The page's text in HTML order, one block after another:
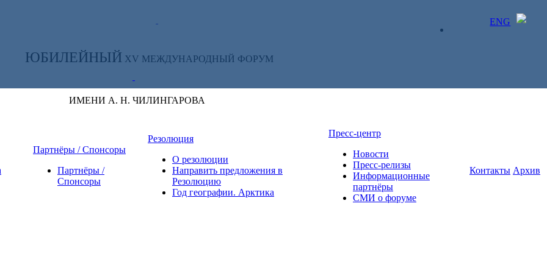
ENG
ЛИЧНЫЙ КАБИНЕТ
ЮБИЛЕЙНЫЙ XV МЕЖДУНАРОДНЫЙ ФОРУМ
ИМЕНИ А. Н. ЧИЛИНГАРОВА
Партнёры / Спонсоры
Партнёры /
Спонсоры
Резолюция
О резолюции
Направить предложения в
Резолюцию
Год географии. Арктика
Пресс-центр
Новости
Пресс-релизы
Информационные
партнёры
СМИ о форуме
Контакты Архив